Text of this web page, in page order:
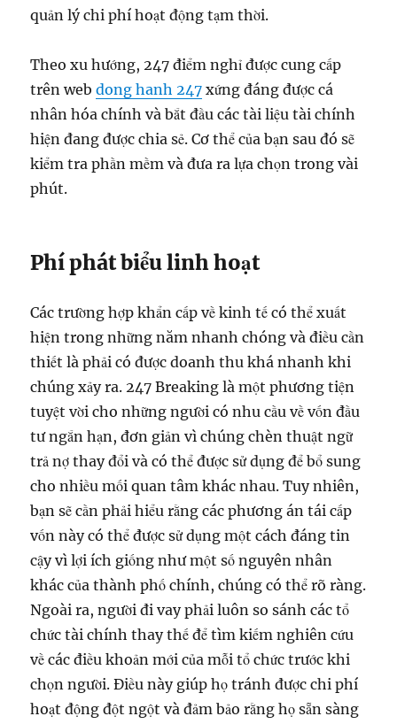
quản lý chi phí hoạt động tạm thời.
Theo xu hướng, 247 điểm nghỉ được cung cấp
trên webdong hanh 247 xứng đáng được cá
nhân hóa chính và bắt đầu các tài liệu tài chính
hiện đang được chia sẻ. Cơ thể của bạn sau đó sẽ
kiểm tra phần mềm và đưa ra lựa chọn trong vài
phút.
Phí phát biểu linh hoạt
Các trường hợp khẩn cấp về kinh tế có thể xuất
hiện trong những năm nhanh chóng và điều cần
thiết là phải có được doanh thu khá nhanh khi
chúng xảy ra. 247 Breaking là một phương tiện
tuyệt vời cho những người có nhu cầu về vốn đầu
tư ngắn hạn, đơn giản vì chúng chèn thuật ngữ
trả nợ thay đổi và có thể được sử dụng để bổ sung
cho nhiều mối quan tâm khác nhau. Tuy nhiên,
bạn sẽ cần phải hiểu rằng các phương án tái cấp
vốn này có thể được sử dụng một cách đáng tin
cậy vì lợi ích giống như một số nguyên nhân
khác của thành phố chính, chúng có thể rõ ràng.
Ngoài ra, người đi vay phải luôn so sánh các tổ
chức tài chính thay thế để tìm kiếm nghiên cứu
về các điều khoản mới của mỗi tổ chức trước khi
chọn người. Điều này giúp họ tránh được chi phí
hoạt động đột ngột và đảm bảo rằng họ sẵn sàng